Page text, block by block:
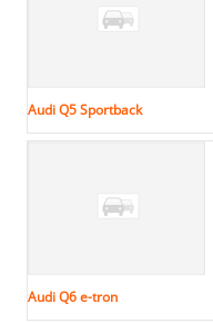
Audi Q5 Sportback
Audi Q6 e-tron